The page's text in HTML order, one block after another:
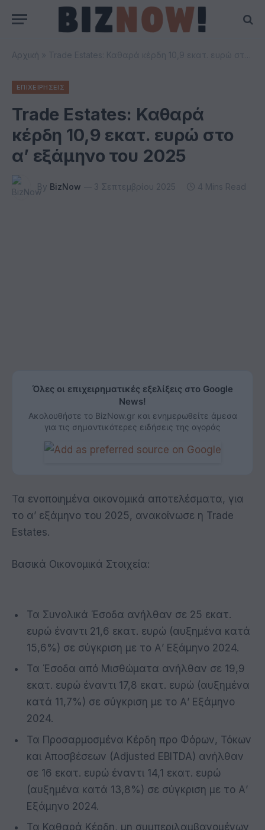
Αρχική
ΕΠΙΧΕΙΡΗΣΕΙΣ
Trade Estates: Καθαρά
κέρδη 10,9 εκατ. ευρώ στο
α’ εξάμηνο του 2025
By BizNow 3 Σεπτεμβρίου 2025 4 Mins Read
Όλες οι επιχειρηματικές εξελίξεις στο Google
News!
Ακολουθήστε το BizNow.gr και ενημερωθείτε άμεσα
για τις σημαντικότερες ειδήσεις της αγοράς
Τα ενοποιημένα οικονομικά αποτελέσματα, για
το α’ εξάμηνο του 2025, ανακοίνωσε η Trade
Estates.
Βασικά Οικονομικά Στοιχεία:
Τα Συνολικά Έσοδα ανήλθαν σε 25 εκατ.
ευρώ έναντι 21,6 εκατ. ευρώ (αυξημένα κατά
15,6%) σε σύγκριση με το Α’ Εξάμηνο 2024.
Τα Έσοδα από Μισθώματα ανήλθαν σε 19,9
εκατ. ευρώ έναντι 17,8 εκατ. ευρώ (αυξημένα
κατά 11,7%) σε σύγκριση με το Α’ Εξάμηνο
2024.
Τα Προσαρμοσμένα Κέρδη προ Φόρων, Τόκων
και Αποσβέσεων (Adjusted EBITDA) ανήλθαν
σε 16 εκατ. ευρώ έναντι 14,1 εκατ. ευρώ
(αυξημένα κατά 13,8%) σε σύγκριση με το Α’
Εξάμηνο 2024.
Τα Καθαρά Κέρδη, μη συμπεριλαμβανομένων